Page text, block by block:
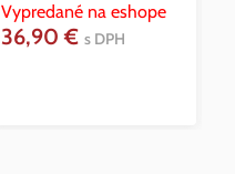
Vypredané na eshope
36,90 € s DPH